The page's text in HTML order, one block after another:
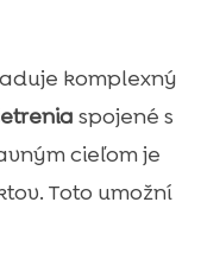
komplexný
spojené s
cieľom je
Toto umožní